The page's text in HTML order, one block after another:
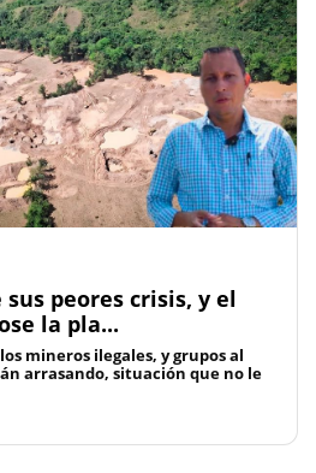
peores crisis, y el
la pla...
mineros ilegales, y grupos al
arrasando, situación que no le